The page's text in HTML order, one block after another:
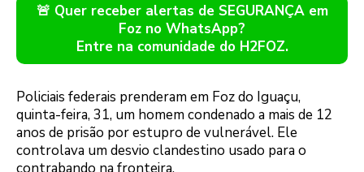
🚨 Quer receber alertas de SEGURANÇA em
Foz no WhatsApp?
Entre na comunidade do H2FOZ.
Policiais federais prenderam em Foz do Iguaçu,
quinta-feira, 31, um homem condenado a mais de 12
anos de prisão por estupro de vulnerável. Ele
controlava um desvio clandestino usado para o
contrabando na fronteira.